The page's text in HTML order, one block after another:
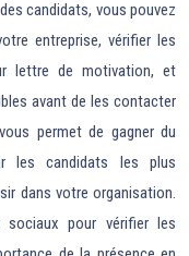
candidats, vous pouvez
entreprise, vérifier les
lettre de motivation, et
avant de les contacter
permet de gagner du
les candidats les plus
dans votre organisation.
sociaux pour vérifier les